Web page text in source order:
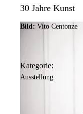
30 Jahre Kunst
Bild: Vito Centonze
Kategorie:
Ausstellung